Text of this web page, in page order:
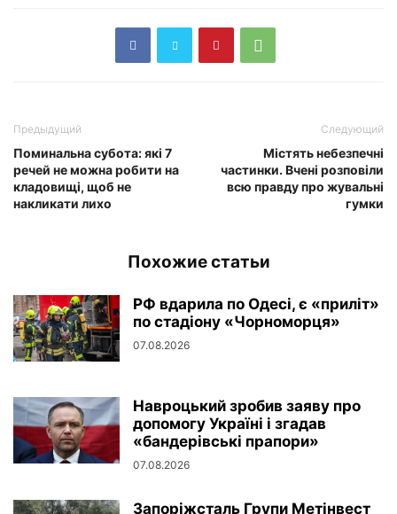
Предыдущий
Поминальна субота: які 7
речей не можна робити на
кладовищі, щоб не
накликати лихо
Следующий
Містять небезпечні
частинки. Вчені розповіли
всю правду про жувальні
гумки
Похожие статьи
РФ вдарила по Одесі, є «приліт»
по стадіону «Чорноморця»
07.08.2026
Навроцький зробив заяву про
допомогу Україні і згадав
«бандерівські прапори»
07.08.2026
Запоріжсталь Групи Метінвест